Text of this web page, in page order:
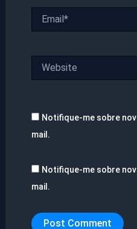
Notifique-me sobre
mail.
Notifique-me sobre
mail.